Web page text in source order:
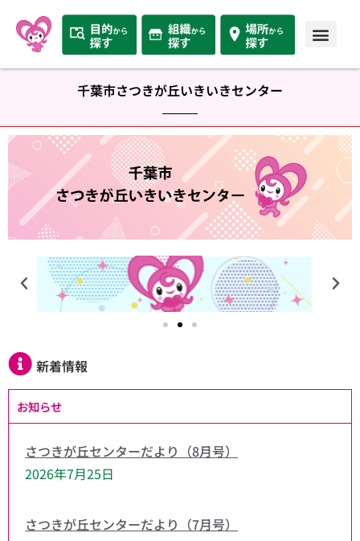
千葉市さつきが丘いきいきセンター
新着情報
お知らせ
さつきが丘センターだより（8月号）
2026年7月25日
さつきが丘センターだより（7月号）